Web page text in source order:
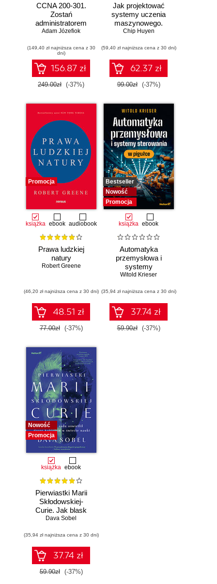
CCNA 200-301.
Zostań
administratorem
sieci
Cisco. Wydanie II
Adam Józefiok
(149,40 zł najniższa cena z 30
dni)
156.87 zł
249.00zł (-37%)
Jak projektować
systemy uczenia
maszynowego.
Iteracyjne
gotowych do pracy
Chip Huyen
(59,40 zł najniższa cena z 30 dni)
62.37 zł
99.00zł (-37%)
Promocja
książka ebook audiobook
Prawa ludzkiej
natury
Robert Greene
(46,20 zł najniższa cena z 30 dni)
48.51 zł
77.00zł (-37%)
Bestseller
Nowość
Promocja
książka ebook
Automatyka
przemysłowa i
systemy
sterowania w
Witold Krieser
(35,94 zł najniższa cena z 30 dni)
37.74 zł
59.90zł (-37%)
Nowość
Promocja
książka ebook
Pierwiastki Marii
Skłodowskiej-
Curie. Jak blask
radu oświetlił drogę
świecie nauki
Dava Sobel
(35,94 zł najniższa cena z 30 dni)
37.74 zł
59.90zł (-37%)